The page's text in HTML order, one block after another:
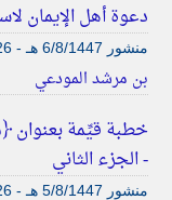
دعوة أهل الإيمان
منشور
بن مرشد المودعي
خطبة قيِّمة بعنوان
- الجزء الثاني
منشور